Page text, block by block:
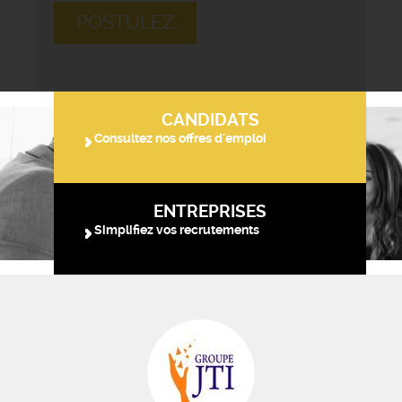
POSTULEZ
CANDIDATS
Consultez nos offres d'emploi
ENTREPRISES
Simplifiez vos recrutements